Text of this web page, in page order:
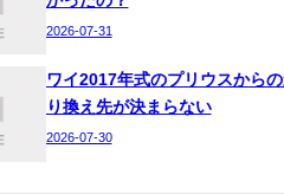
2026-07-31
ワイ2017年式のプリウスから
り換え先が決まらない
2026-07-30